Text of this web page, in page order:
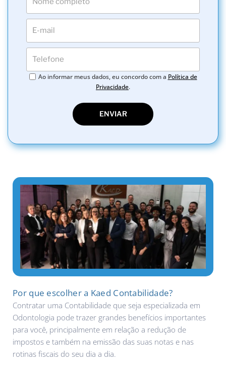
Ao informar meus dados, eu concordo com a Política de
Privacidade.
Por que escolher a Kaed Contabilidade?
Contratar uma Contabilidade que seja especializada em
Odontologia pode trazer grandes benefícios importantes
para você, principalmente em relação a redução de
impostos e também na emissão das suas notas e nas
rotinas fiscais do seu dia a dia.